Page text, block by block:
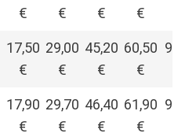
€
€
€
€
17,50
€
29,00
€
45,20
€
60,50
€
17,90
€
29,70
€
46,40
€
61,90
€